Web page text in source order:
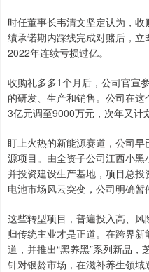
时任董事长韦清文坚定认为，
绩承诺期内踩线完成对赌后，立
2022年连续亏损过亿。
收购礼多多1个月后，公司官宣
的研发、生产和销售。公司在
3亿元调至9000万元，次年又计
盯上火热的新能源赛道，公司
源项目。由全资子公司江西小黑
并投资建设生产基地，项目总
电池市场风云突变，公司明确暂
这些转型项目，普遍投入高、
归传统主业才是正道。在跨界
道，并推出“黑养黑”系列新品，
针对银龄市场，在滋补养生领域